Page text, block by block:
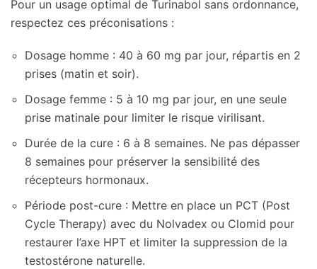
Pour un usage optimal de Turinabol sans ordonnance,
respectez ces préconisations :
Dosage homme : 40 à 60 mg par jour, répartis en 2
prises (matin et soir).
Dosage femme : 5 à 10 mg par jour, en une seule
prise matinale pour limiter le risque virilisant.
Durée de la cure : 6 à 8 semaines. Ne pas dépasser
8 semaines pour préserver la sensibilité des
récepteurs hormonaux.
Période post-cure : Mettre en place un PCT (Post
Cycle Therapy) avec du Nolvadex ou Clomid pour
restaurer l’axe HPT et limiter la suppression de la
testostérone naturelle.